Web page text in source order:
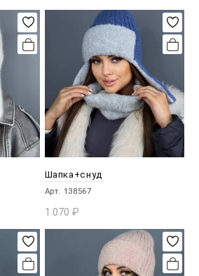
В КОРЗИНУ
Шапка+снуд
Арт. 138567
1 070 ₽
В КОРЗИНУ